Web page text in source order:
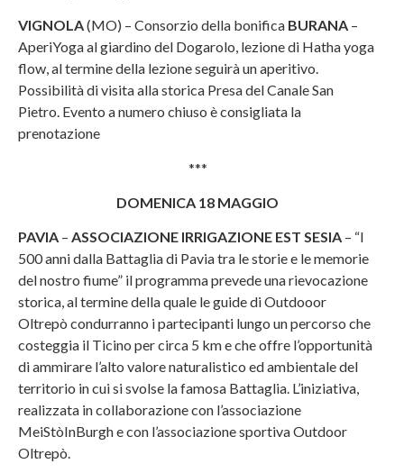
VIGNOLA(MO) – Consorzio della bonifica BURANA –
AperiYoga al giardino del Dogarolo, lezione di Hatha yoga
flow, al termine della lezione seguirà un aperitivo.
Possibilità di visita alla storica Presa del Canale San
Pietro. Evento a numero chiuso è consigliata la
prenotazione
***
DOMENICA 18 MAGGIO
PAVIA – ASSOCIAZIONE IRRIGAZIONE EST SESIA – “I
500 anni dalla Battaglia di Pavia tra le storie e le memorie
del nostro fiume” il programma prevede una rievocazione
storica, al termine della quale le guide di Outdooor
Oltrepò condurranno i partecipanti lungo un percorso che
costeggia il Ticino per circa 5 km e che offre l’opportunità
di ammirare l’alto valore naturalistico ed ambientale del
territorio in cui si svolse la famosa Battaglia. L’iniziativa,
realizzata in collaborazione con l’associazione
MeiStòInBurgh e con l’associazione sportiva Outdoor
Oltrepò.